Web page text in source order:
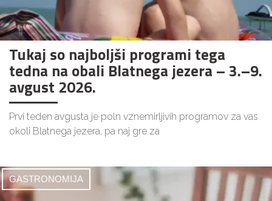
Tukaj so najboljši programi tega
tedna na obali Blatnega jezera – 3.–9.
avgust 2026.
Prvi teden avgusta je poln vznemirljivih programov za vas
okoli Blatnega jezera, pa naj gre za
GASTRONOMIJA